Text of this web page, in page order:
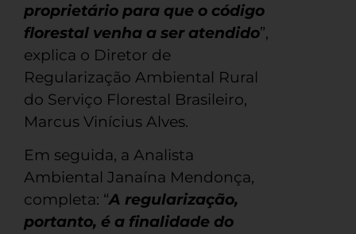
proprietário para que o código
florestal venha a ser atendido”,
explica o Diretor de
Regularização Ambiental Rural
do Serviço Florestal Brasileiro,
Marcus Vinícius Alves.
Em seguida, a Analista
Ambiental Janaína Mendonça,
completa: “A regularização,
portanto, é a finalidade do